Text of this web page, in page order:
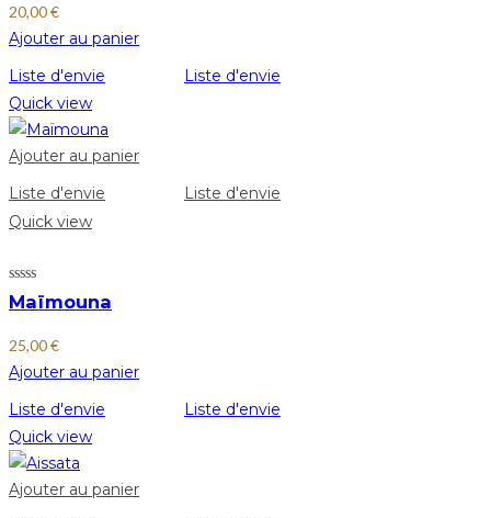
20,00€
Ajouter au panier
Liste d'envie
Liste d'envie
Quick view
Ajouter au panier
Liste d'envie
Liste d'envie
Quick view
Maïmouna
25,00€
Ajouter au panier
Liste d'envie
Liste d'envie
Quick view
Ajouter au panier